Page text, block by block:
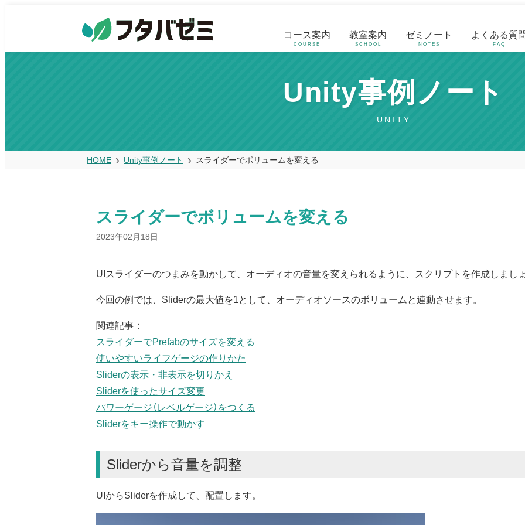
コース案内
COURSE
教室案内
SCHOOL
ゼミノート
NOTES
よくある質
FAQ
Unity事例ノート
UNITY
HOME Unity事例ノート スライダーでボリュームを変える
スライダーでボリュームを変える
2023年02月18日
UIスライダーのつまみを動かして、オーディオの音量を変えられるように、スクリプトを作成しまし
今回の例では、Sliderの最大値を1として、オーディオソースのボリュームと連動させます。
関連記事：
スライダーでPrefabのサイズを変える
使いやすいライフゲージの作りかた
Sliderの表示・非表示を切りかえ
Sliderを使ったサイズ変更
パワーゲージ（レベルゲージ）をつくる
Sliderをキー操作で動かす
Sliderから音量を調整
UIからSliderを作成して、配置します。